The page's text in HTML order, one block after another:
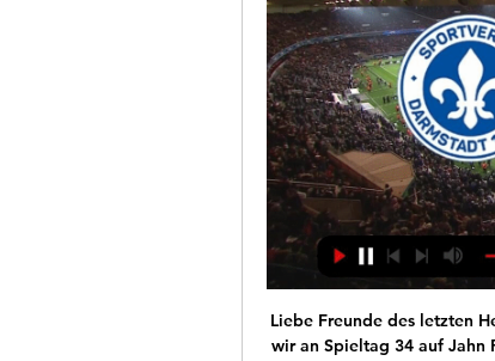
Liebe Freunde des letzten
wir an Spieltag 34 auf Jahn